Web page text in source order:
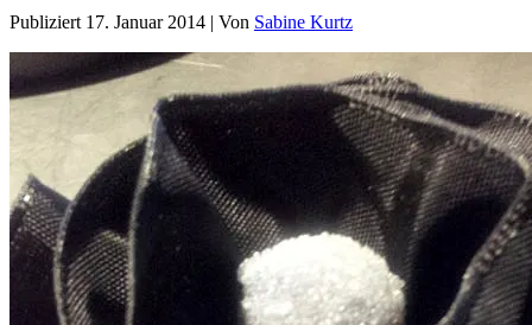
Publiziert 17. Januar 2014 | Von Sabine Kurtz